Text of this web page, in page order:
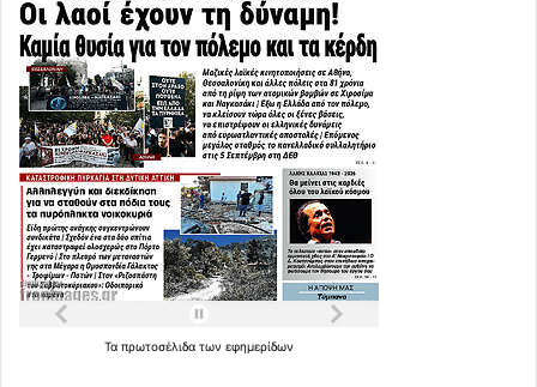
Τα πρωτοσέλιδα των εφημερίδων